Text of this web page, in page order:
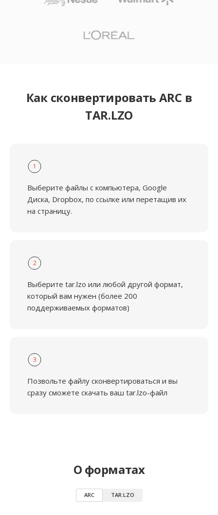
Как сконвертировать ARC в
TAR.LZO
1
Выберите файлы с компьютера, Google
Диска, Dropbox, по ссылке или перетащив их
на страницу.
2
Выберите tar.lzo или любой другой формат,
который вам нужен (более 200
поддерживаемых форматов)
3
Позвольте файлу сконвертироваться и вы
сразу сможете скачать ваш tar.lzo-файл
О форматах
ARC TAR.LZO